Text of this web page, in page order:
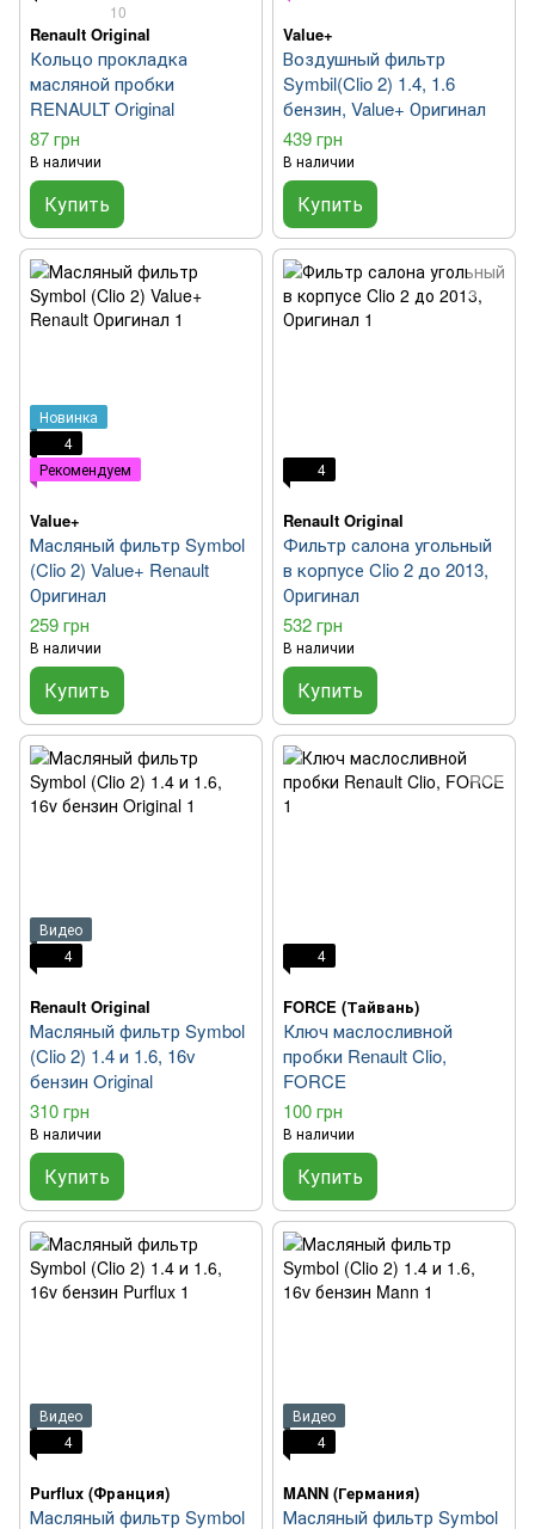
10
Renault Original
Кольцо прокладка
масляной пробки
RENAULT Original
87 грн
В наличии
Купить
Value+
Воздушный фильтр
Symbil(Clio 2) 1.4, 1.6
бензин, Value+ Оригинал
439 грн
В наличии
Купить
Новинка
4
Рекомендуем
Value+
Масляный фильтр Symbol
(Clio 2) Value+ Renault
Оригинал
259 грн
В наличии
Купить
4
Renault Original
Фильтр салона угольный
в корпусе Clio 2 до 2013,
Оригинал
532 грн
В наличии
Купить
Видео
4
Renault Original
Масляный фильтр Symbol
(Clio 2) 1.4 и 1.6, 16v
бензин Original
310 грн
В наличии
Купить
4
FORCE (Тайвань)
Ключ маслосливной
пробки Renault Clio,
FORCE
100 грн
В наличии
Купить
Видео
4
Purflux (Франция)
Масляный фильтр Symbol
Видео
4
MANN (Германия)
Масляный фильтр Symbol